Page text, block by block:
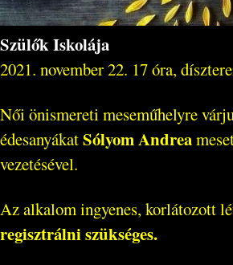
Szülők Iskolája
2021. november 22. 17 óra,
Női önismereti meseműhelyre
édesanyákatSólyom Andrea
vezetésével.
Az alkalom ingyenes, korlátozott
regisztrálni szükséges.